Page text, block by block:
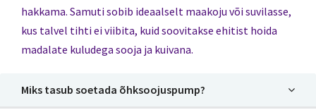
hakkama. Samuti sobib ideaalselt maakoju või suvilasse,
kus talvel tihti ei viibita, kuid soovitakse ehitist hoida
madalate kuludega sooja ja kuivana.
Miks tasub soetada õhksoojuspump?